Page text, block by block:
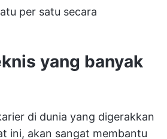
per satu secara
yang banyak
di dunia yang digerakkan
ini, akan sangat membantu